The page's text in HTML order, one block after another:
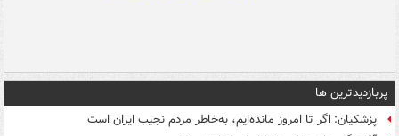
پربازدیدترین ها
پزشکیان: اگر تا امروز مانده‌ایم، به‌خاطر مردم نجیب ایران است